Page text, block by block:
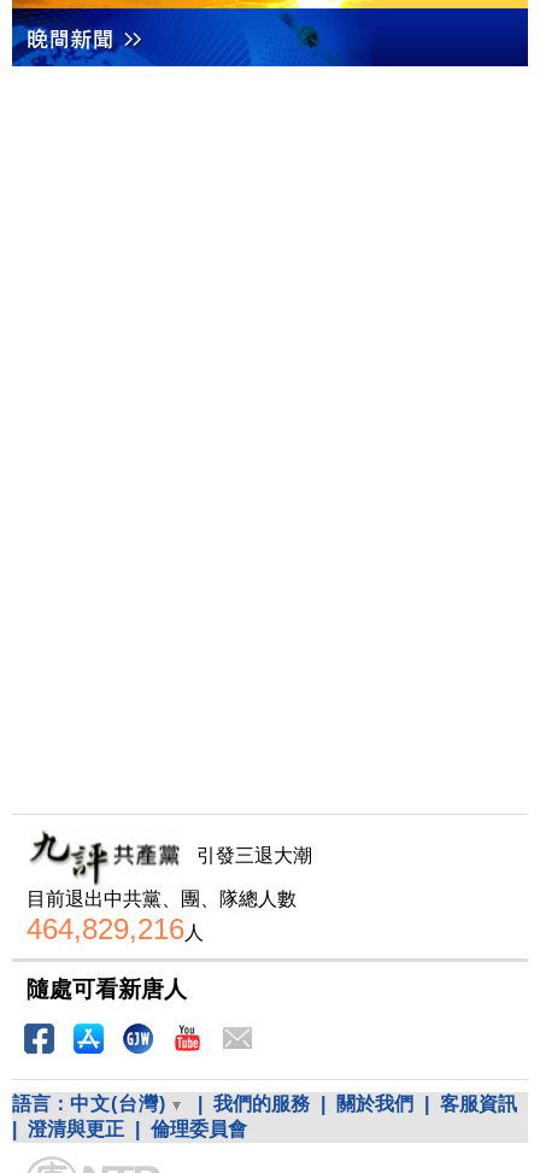
引發三退大潮
目前退出中共黨、團、隊總人數
464,829,216人
隨處可看新唐人
語言： 中文(台灣) 我們的服務 關於我們
客服資訊
澄清與更正 倫理委員會